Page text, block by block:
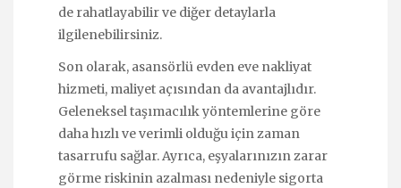
de rahatlayabilir ve diğer detaylarla
ilgilenebilirsiniz.
Son olarak, asansörlü evden eve nakliyat
hizmeti, maliyet açısından da avantajlıdır.
Geleneksel taşımacılık yöntemlerine göre
daha hızlı ve verimli olduğu için zaman
tasarrufu sağlar. Ayrıca, eşyalarınızın zarar
görme riskinin azalması nedeniyle sigorta